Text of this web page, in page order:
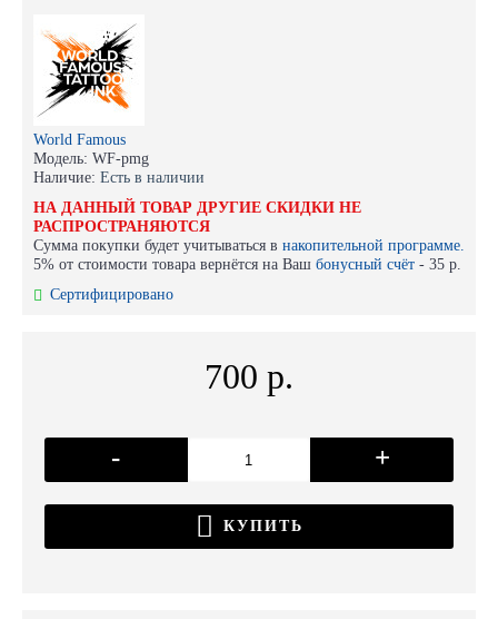
World Famous
Модель: WF-pmg
Наличие: Есть в наличии
НА ДАННЫЙ ТОВАР ДРУГИЕ СКИДКИ НЕ
РАСПРОСТРАНЯЮТСЯ
Сумма покупки будет учитываться в накопительной программе.
5% от стоимости товара вернётся на Ваш бонусный счёт - 35 р.
Сертифицировано
700 р.
- +
КУПИТЬ